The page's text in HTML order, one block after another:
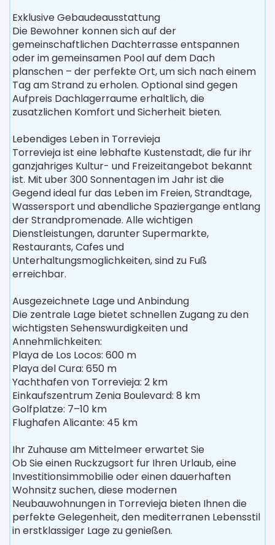
Exklusive Gebaudeausstattung
Die Bewohner konnen sich auf der
gemeinschaftlichen Dachterrasse entspannen
oder im gemeinsamen Pool auf dem Dach
planschen – der perfekte Ort, um sich nach einem
Tag am Strand zu erholen. Optional sind gegen
Aufpreis Dachlagerraume erhaltlich, die
zusatzlichen Komfort und Sicherheit bieten.
Lebendiges Leben in Torrevieja
Torrevieja ist eine lebhafte Kustenstadt, die fur ihr
ganzjahriges Kultur- und Freizeitangebot bekannt
ist. Mit uber 300 Sonnentagen im Jahr ist die
Gegend ideal fur das Leben im Freien, Strandtage,
Wassersport und abendliche Spaziergange entlang
der Strandpromenade. Alle wichtigen
Dienstleistungen, darunter Supermarkte,
Restaurants, Cafes und
Unterhaltungsmoglichkeiten, sind zu Fuß
erreichbar.
Ausgezeichnete Lage und Anbindung
Die zentrale Lage bietet schnellen Zugang zu den
wichtigsten Sehenswurdigkeiten und
Annehmlichkeiten:
Playa de Los Locos: 600 m
Playa del Cura: 650 m
Yachthafen von Torrevieja: 2 km
Einkaufszentrum Zenia Boulevard: 8 km
Golfplatze: 7–10 km
Flughafen Alicante: 45 km
Ihr Zuhause am Mittelmeer erwartet Sie
Ob Sie einen Ruckzugsort fur Ihren Urlaub, eine
Investitionsimmobilie oder einen dauerhaften
Wohnsitz suchen, diese modernen
Neubauwohnungen in Torrevieja bieten Ihnen die
perfekte Gelegenheit, den mediterranen Lebensstil
in erstklassiger Lage zu genießen.